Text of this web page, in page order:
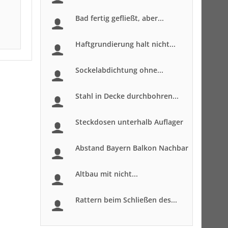
Bad fertig gefließt, aber...
Haftgrundierung halt nicht...
Sockelabdichtung ohne...
Stahl in Decke durchbohren...
Steckdosen unterhalb Auflager
Abstand Bayern Balkon Nachbar
Altbau mit nicht...
Rattern beim Schließen des...